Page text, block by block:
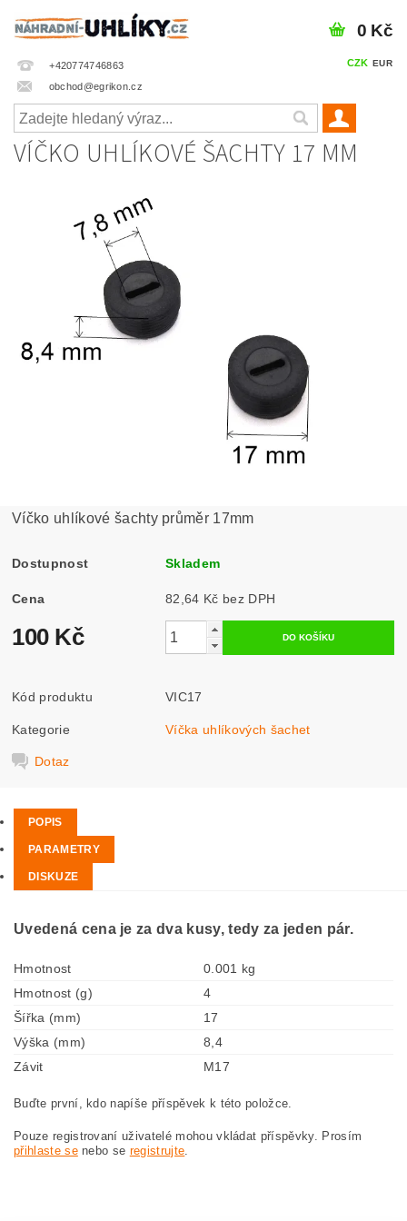
+420774746863
obchod@egrikon.cz
CZK EUR
0 Kč
VÍČKO UHLÍKOVÉ ŠACHTY 17 MM
Víčko uhlíkové šachty průměr 17mm
Dostupnost Skladem
Cena 82,64 Kč bez DPH
100 Kč
Kód produktu VIC17
Kategorie Víčka uhlíkových šachet
Dotaz
POPIS
PARAMETRY
DISKUZE
Uvedená cena je za dva kusy, tedy za jeden pár.
Hmotnost
0.001 kg
Hmotnost (g)
4
Šířka (mm)
17
Výška (mm)
8,4
Závit
M17
Buďte první, kdo napíše příspěvek k této položce.
Pouze registrovaní uživatelé mohou vkládat příspěvky. Prosím
přihlaste senebo se registrujte.